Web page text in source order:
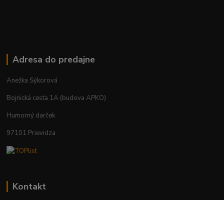
Adresa do predajne
Anežka Sýkorová
Bojnická cesta 1A (budova APKO)
Humorný darček
97101 Prievidza
Kontakt